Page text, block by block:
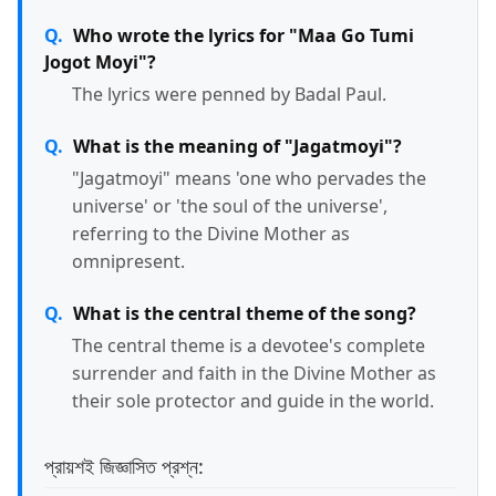
Who wrote the lyrics for "Maa Go Tumi
Jogot Moyi"?
The lyrics were penned by Badal Paul.
What is the meaning of "Jagatmoyi"?
"Jagatmoyi" means 'one who pervades the
universe' or 'the soul of the universe',
referring to the Divine Mother as
omnipresent.
What is the central theme of the song?
The central theme is a devotee's complete
surrender and faith in the Divine Mother as
their sole protector and guide in the world.
প্রায়শই জিজ্ঞাসিত প্রশ্ন: